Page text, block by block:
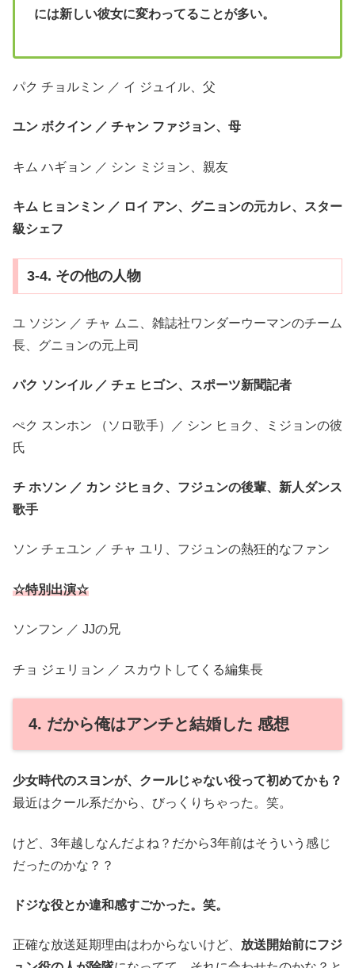
には新しい彼女に変わってることが多い。
パク チョルミン ／ イ ジュイル、父
ユン ボクイン ／ チャン ファジョン、母
キム ハギョン ／ シン ミジョン、親友
キム ヒョンミン ／ ロイ アン、グニョンの元カレ、スター
級シェフ
3-4. その他の人物
ユ ソジン ／ チャ ムニ、雑誌社ワンダーウーマンのチーム
長、グニョンの元上司
パク ソンイル ／ チェ ヒゴン、スポーツ新聞記者
ぺク スンホン （ソロ歌手）／ シン ヒョク、ミジョンの彼
氏
チ ホソン ／ カン ジヒョク、フジュンの後輩、新人ダンス
歌手
ソン チェユン ／ チャ ユリ、フジュンの熱狂的なファン
☆特別出演☆
ソンフン ／ JJの兄
チョ ジェリョン ／ スカウトしてくる編集長
4. だから俺はアンチと結婚した 感想
少女時代のスヨンが、クールじゃない役って初めてかも？
最近はクール系だから、びっくりちゃった。笑。
けど、3年越しなんだよね？だから3年前はそういう感じ
だったのかな？？
ドジな役とか違和感すごかった。笑。
正確な放送延期理由はわからないけど、 放送開始前にフジ